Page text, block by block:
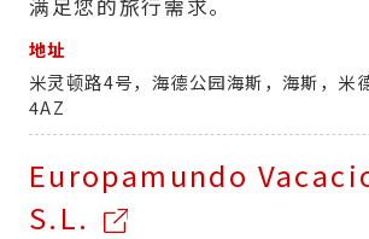
满足您的旅行需求。
地址
米灵顿路4号，海德公园海斯，海斯，米
4AZ
Europamundo
S.L.